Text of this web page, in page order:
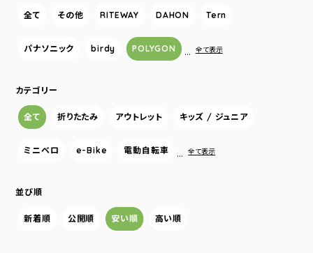
全て その他 RITEWAY DAHON Tern
パナソニック birdy POLYGON … 全て表示
カテゴリー
全て 折りたたみ アウトレット キッズ / ジュニア
ミニベロ e-Bike 電動自転車 … 全て表示
並び順
新着順 公開順 安い順 高い順